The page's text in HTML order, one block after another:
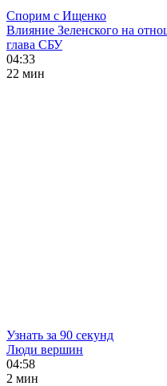
Спорим с Ищенко
Влияние Зеленского на
глава СБУ
04:33
22 мин
Узнать за 90 секунд
Люди вершин
04:58
2 мин